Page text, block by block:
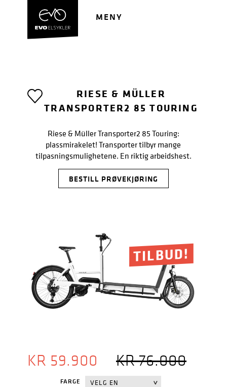
navigasjon
MENY
RIESE & MÜLLER
TRANSPORTER2 85 TOURING
Riese & Müller Transporter2 85 Touring:
plassmirakelet! Transporter tilbyr mange
tilpasningsmulighetene. En riktig arbeidshest.
BESTILL PRØVEKJØRING
TILBUD!
KR76.000
KR 59.900
FARGE